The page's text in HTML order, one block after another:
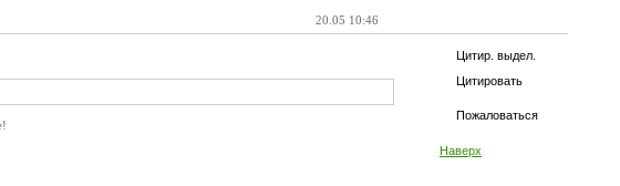
20.05 10:46
Цитир. выдел.
Цитировать
Пожаловаться
Наверх